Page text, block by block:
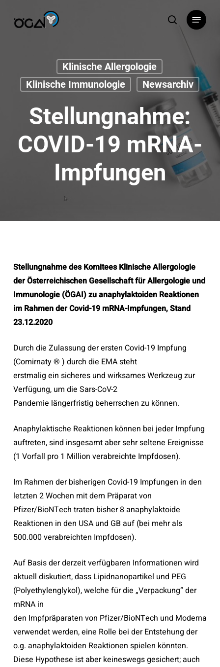
search
Menu
Klinische Allergologie
Klinische Immunologie
Newsarchiv
Stellungnahme:
COVID-19 mRNA-
Impfungen
Stellungnahme des Komitees Klinische Allergologie
der Österreichischen Gesellschaft fürAllergologie und
Immunologie (ÖGAI) zu anaphylaktoiden Reaktionen
im Rahmen der Covid-19 mRNA-Impfungen, Stand
23.12.2020
Durch die Zulassung der ersten Covid-19 Impfung
(Comirnaty ® ) durch die EMA steht
erstmalig ein sicheres und wirksames Werkzeug zur
Verfügung, um die Sars-CoV-2
Pandemie längerfristig beherrschen zu können.
Anaphylaktische Reaktionen können bei jeder Impfung
auftreten, sind insgesamt aber sehr seltene Ereignisse
(1 Vorfall pro 1 Million verabreichte Impfdosen).
Im Rahmen der bisherigen Covid-19 Impfungen in den
letzten 2 Wochen mit dem Präparat von
Pfizer/BioNTech traten bisher 8 anaphylaktoide
Reaktionen in den USA und GB auf (bei mehr als
500.000 verabreichten Impfdosen).
Auf Basis der derzeit verfügbaren Informationen wird
aktuell diskutiert, dass Lipidnanopartikel und PEG
(Polyethylenglykol), welche für die „Verpackung“ der
mRNA in
den Impfpräparaten von Pfizer/BioNTech und Moderna
verwendet werden, eine Rolle bei der Entstehung der
o.g. anaphylaktoiden Reaktionen spielen könnten.
Diese Hypothese ist aber keineswegs gesichert; auch